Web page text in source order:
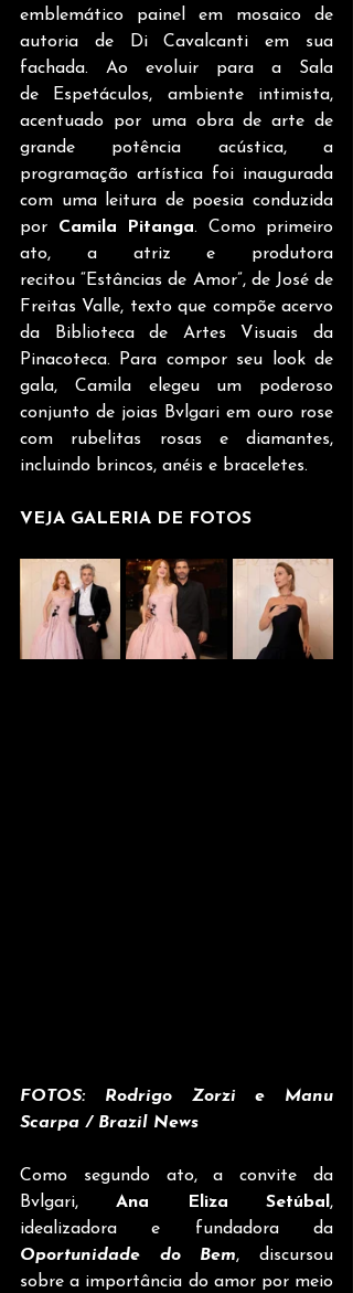
emblemático painel em mosaico de
autoria de Di Cavalcanti em sua
fachada. Ao evoluir para a Sala
de Espetáculos, ambiente intimista,
acentuado por uma obra de arte de
grande potência acústica, a
programação artística foi inaugurada
com uma leitura de poesia conduzida
por Camila Pitanga. Como primeiro
ato, a atriz e produtora
recitou “Estâncias de Amor”, de José de
Freitas Valle, texto que compõe acervo
da Biblioteca de Artes Visuais da
Pinacoteca. Para compor seu look de
gala, Camila elegeu um poderoso
conjunto de joias Bvlgari em ouro rose
com rubelitas rosas e diamantes,
incluindo brincos, anéis e braceletes.
VEJA GALERIA DE FOTOS
FOTOS: Rodrigo Zorzi e Manu
Scarpa / Brazil News
Como segundo ato, a convite da
Bvlgari, Ana Eliza Setúbal,
Oportunidade do Bem, discursou
sobre a importância do amor por meio